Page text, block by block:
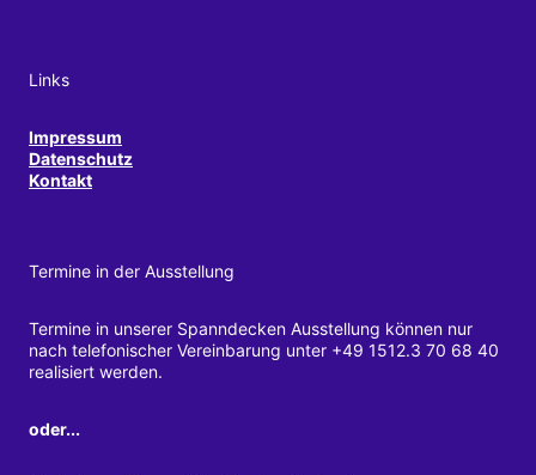
Links
Impressum
Datenschutz
Kontakt
Termine in der Ausstellung
Termine in unserer Spanndecken Ausstellung können nur
nach telefonischer Vereinbarung unter +49 1512.3 70 68 40
realisiert werden.
oder...